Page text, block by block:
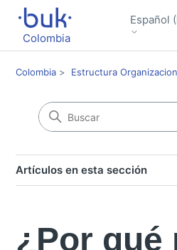
Colombia
Español
Colombia Estructura
Artículos en esta sección
¿Por qué